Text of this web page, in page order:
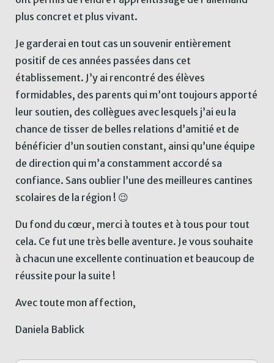
plus concret et plus vivant.
Je garderai en tout cas un souvenir entièrement
positif de ces années passées dans cet
établissement. J’y ai rencontré des élèves
formidables, des parents qui m’ont toujours apporté
leur soutien, des collègues avec lesquels j’ai eu la
chance de tisser de belles relations d’amitié et de
bénéficier d’un soutien constant, ainsi qu’une équipe
de direction qui m’a constamment accordé sa
confiance. Sans oublier l’une des meilleures cantines
scolaires de la région ! 😉
Du fond du cœur, merci à toutes et à tous pour tout
cela. Ce fut une très belle aventure. Je vous souhaite
à chacun une excellente continuation et beaucoup de
réussite pour la suite !
Avec toute mon affection,
Daniela Bablick